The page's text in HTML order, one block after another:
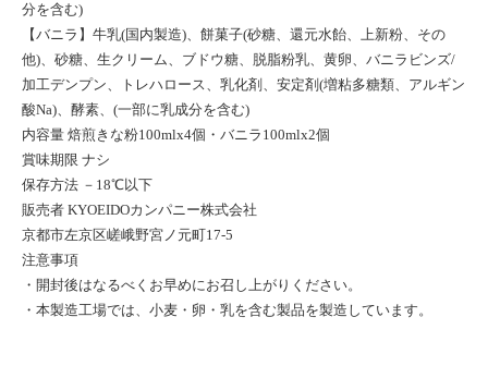
分を含む)
【バニラ】牛乳(国内製造)、餅菓子(砂糖、還元水飴、上新粉、その
他)、砂糖、生クリーム、ブドウ糖、脱脂粉乳、黄卵、バニラビンズ/
加工デンプン、トレハロース、乳化剤、安定剤(増粘多糖類、アルギン
酸Na)、酵素、(一部に乳成分を含む)
内容量 焙煎きな粉100mlx4個・バニラ100mlx2個
賞味期限 ナシ
保存方法 －18℃以下
販売者 KYOEIDOカンパニー株式会社
京都市左京区嵯峨野宮ノ元町17-5
注意事項
・開封後はなるべくお早めにお召し上がりください。
・本製造工場では、小麦・卵・乳を含む製品を製造しています。